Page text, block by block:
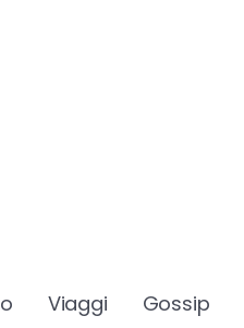
Viaggi Gossip